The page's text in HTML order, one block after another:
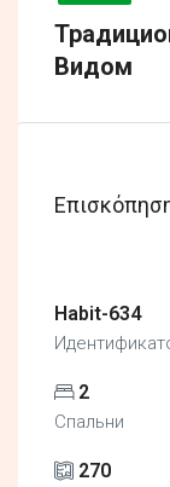
Видом
Habit-634
2
Спальни
270